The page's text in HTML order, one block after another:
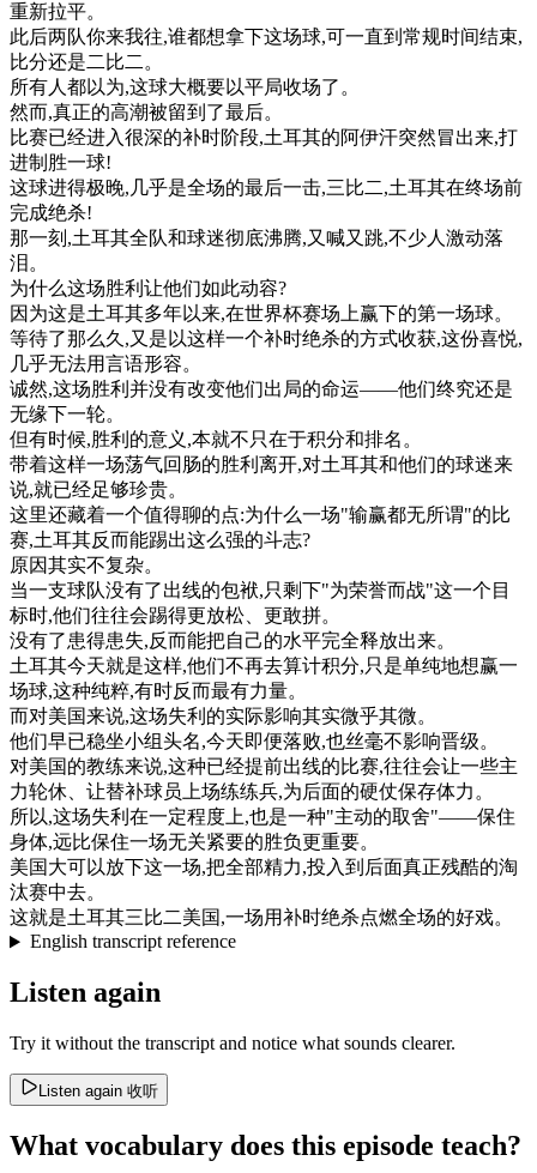
重新拉平。
此后两队你来我往,谁都想拿下这场球,可一直到 常规时间结束,
比分还是二比二。
所有人都以为,这球大概要以平局收场了。
然而,真正的高潮被留到了最后。
比赛已经进入很深的补时阶段,土耳其的阿伊汗突然冒出来,打
进制胜一球!
这球进得极晚,几乎是全场的最后一击,三比二,土耳其在终场前
完成绝杀!
那一刻 ,土耳其全队和球迷彻底沸腾,又喊又跳,不少人激动落
泪。
为什么这场胜利 让他们如此动容?
因为这是土耳其多年以来,在世界杯赛场上赢下的第一场球。
等待了那么久,又是以这样一个补时绝杀的方式收获,这份喜悦,
几乎无法用言语形容。
诚然,这场胜利 并没有改变他们出局的命运——他们终究还是
无缘下一轮。
但有时候,胜利 的意义 ,本就不只在于积分和排名。
带着这样一场荡气回 肠的胜利 离开,对土耳其和他们的球迷来
说,就已经足够珍贵。
这里还藏着一个值得聊的点:为什么一场"输赢都无所谓"的比
赛,土耳其反而能踢出这么强的斗志?
原因其实不复杂。
当一支球队没有了出线的包袱,只剩下"为荣誉而战"这一个 目
标时,他们往往会踢得更放松、 更敢拼。
没有了患得患失,反而能把自己的水平完全释放出来。
土耳其今天就是这样,他们不再去算计积分,只是单纯地想赢一
场球,这种纯粹,有时反而最有力量。
而对美国来说,这场失利 的实际影响其实微乎其微。
他们早已稳坐小组头名,今天即便落败,也丝毫不影响晋级。
对美国的教练来说,这种已经提前出线的比赛,往往会让一些主
力轮休、 让替补球员上场练练兵,为后面的硬仗保存体力。
所以,这场失利 在一定程度上,也是一种"主动的取舍"——保住
身体,远比保住一场无关紧要的胜负更重要。
美国大可以放下这一场,把全部精力,投入到 后面真正残酷的淘
汰赛中去。
这就是土耳其三比二美国,一场用补时绝杀点燃全场的好戏。
English transcript reference
Listen again
Try it without the transcript and notice what sounds clearer.
Listen again 收听
What vocabulary does this episode teach?